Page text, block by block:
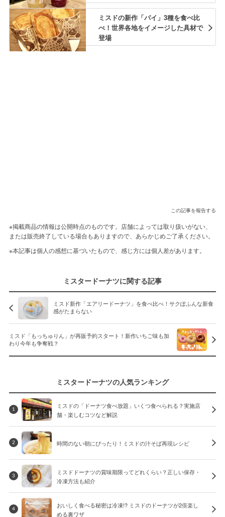
ミスドの新作「パイ」3種を食べ比
べ！世界各地をイメージした具材で
登場
この記事を報告する
※掲載商品の情報は公開時点のものです。店舗によっては取り扱いがない、
または販売終了している場合もありますので、あらかじめご了承ください。
※本記事は個人の感想に基づいたもので、感じ方には個人差があります。
ミスタードーナツに関する記事
ミスド新作「エアリードーナツ」を食べ比べ！サクぽふんな新食
感がたまらない
ミスド「もっちゅりん」が再販予約スタート！新作いちご味も加
わり今年も争奪戦？
ミスタードーナツの人気ランキング
1
ミスドの「ドーナツ食べ放題」いくつ食べられる？実施店
舗・楽しむコツなど解説
2 時間のない朝にぴったり！ミスドの汁そば再現レシピ
3
ミスドドーナツの賞味期限ってどれくらい？正しい保存・
冷凍方法も紹介
4
おいしく食べる秘密は冷凍!? ミスドのドーナツが2倍楽し
める裏ワザ